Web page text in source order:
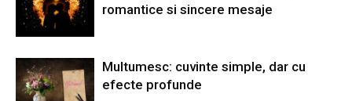
romantice si sincere mesaje
Multumesc: cuvinte simple, dar cu
efecte profunde